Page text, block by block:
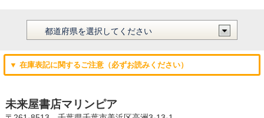
▼ 在庫表記に関するご注意（必ずお読みください）
未来屋書店マリンピア